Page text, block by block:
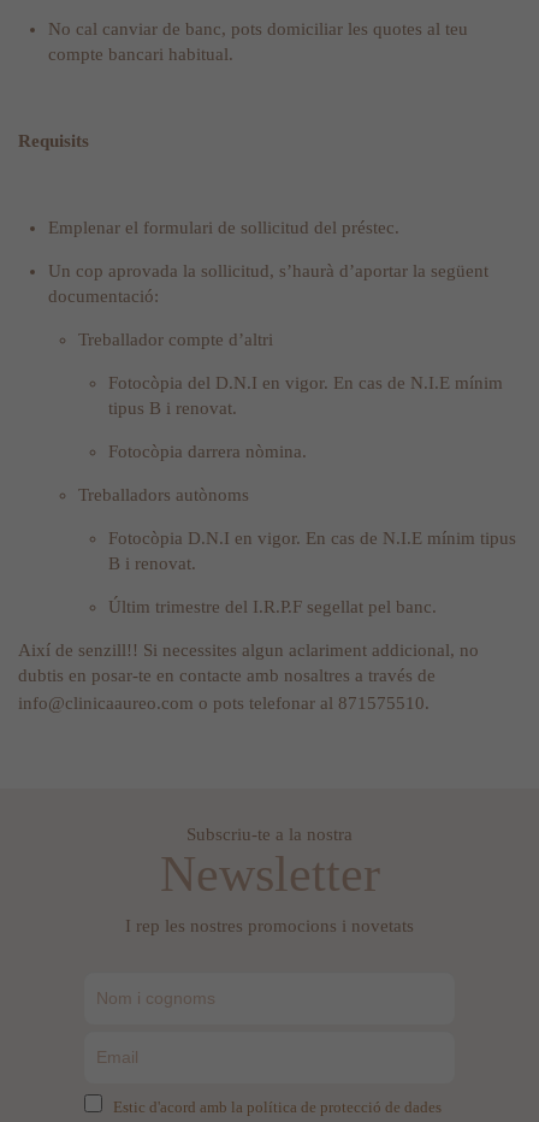
No cal canviar de banc, pots domiciliar les quotes al teu
compte bancari habitual.
Requisits
Emplenar el formulari de sollicitud del préstec.
Un cop aprovada la sollicitud, s’haurà d’aportar la següent
documentació:
Treballador compte d’altri
Fotocòpia del D.N.I en vigor. En cas de N.I.E mínim
tipus B i renovat.
Fotocòpia darrera nòmina.
Treballadors autònoms
Fotocòpia D.N.I en vigor. En cas de N.I.E mínim tipus
B i renovat.
Últim trimestre del I.R.P.F segellat pel banc.
Així de senzill!! Si necessites algun aclariment addicional, no
dubtis en posar-te en contacte amb nosaltres a través de
info@clinicaaureo.com o pots telefonar al 871575510.
Subscriu-te a la nostra
Newsletter
I rep les nostres promocions i novetats
Estic d'acord amb la política de protecció de dades